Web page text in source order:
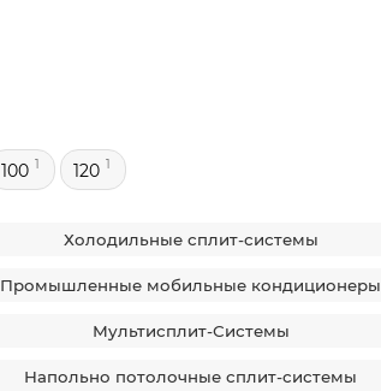
100 1 120 1
Холодильные сплит-системы
Промышленные мобильные кондиционеры
Мультисплит-Системы
Напольно потолочные сплит-системы